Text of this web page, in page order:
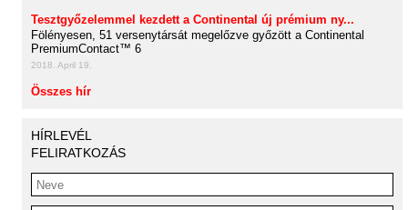
Tesztgyőzelemmel kezdett a Continental új prémium ny...
Fölényesen, 51 versenytársát megelőzve győzött a Continental
PremiumContact™ 6
2018. April 19.
Összes hír
HÍRLEVÉL
FELIRATKOZÁS